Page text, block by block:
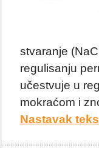
stvaranje
regulisanju
učestvuje u
mokraćom i
Nastavak